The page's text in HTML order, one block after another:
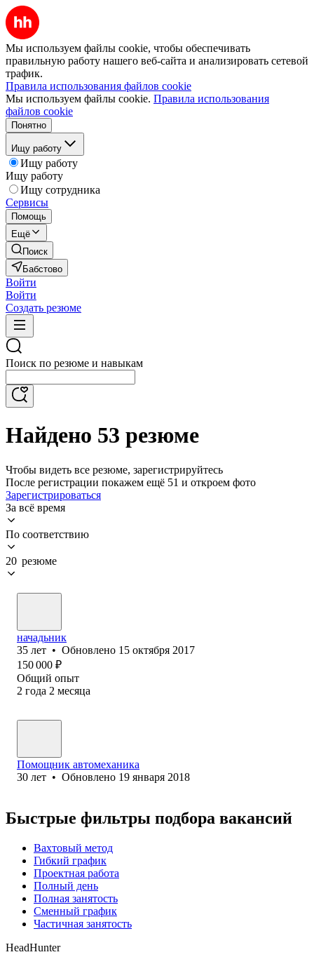
Мы используем файлы cookie, чтобы обеспечивать
правильную работу нашего веб-сайта и анализировать сетевой
трафик.
Правила использования файлов cookie
Мы используем файлы cookie. Правила использования
файлов cookie
Понятно
Ищу работу
Ищу работу
Ищу работу
Ищу сотрудника
Сервисы
Помощь
Ещё
Поиск
Бабстово
Войти
Войти
Создать резюме
Поиск по резюме и навыкам
Найдено 53 резюме
Чтобы видеть все резюме, зарегистрируйтесь
После регистрации покажем ещё 51 и откроем фото
Зарегистрироваться
За всё время
По соответствию
20 резюме
начадьник
35 лет • Обновлено 15 октября 2017
150 000 ₽
Общий опыт
2 года 2 месяца
Помощник автомеханика
30 лет • Обновлено 19 января 2018
Быстрые фильтры подбора вакансий
Вахтовый метод
Гибкий график
Проектная работа
Полный день
Полная занятость
Сменный график
Частичная занятость
HeadHunter